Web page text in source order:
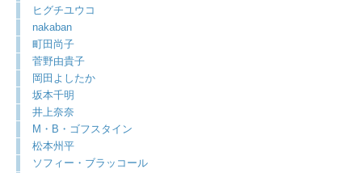
ヒグチユウコ
nakaban
町田尚子
菅野由貴子
岡田よしたか
坂本千明
井上奈奈
M・B・ゴフスタイン
松本州平
ソフィー・ブラッコール